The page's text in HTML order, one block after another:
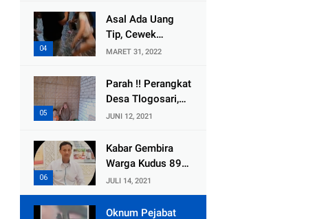
Diembat, ,
Perangkat Desa
Selewengkan
Bantuan Mushola
Asal Ada Uang
Tip, Cewek
Pemandu Karaoke
Bersedia Bugil
MARET 31, 2022
Parah !! Perangkat
Desa Tlogosari,
Kecamatan
Embat Dana Bedah
Rumah dari
JUNI 12, 2021
Kabar Gembira
Warga Kudus 89
Persen RT di
Kudus Zona Hijau
JULI 14, 2021
Oknum Pejabat